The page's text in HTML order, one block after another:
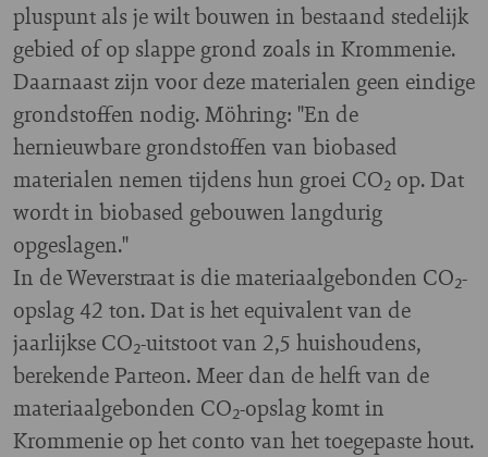
pluspunt als je wilt bouwen in bestaand stedelijk
gebied of op slappe grond zoals in Krommenie.
Daarnaast zijn voor deze materialen geen eindige
grondstoffen nodig. Möhring: "En de
hernieuwbare grondstoffen van biobased
materialen nemen tijdens hun groei CO₂ op. Dat
wordt in biobased gebouwen langdurig
opgeslagen."
In de Weverstraat is die materiaalgebonden CO₂-
opslag 42 ton. Dat is het equivalent van de
jaarlijkse CO₂-uitstoot van 2,5 huishoudens,
berekende Parteon. Meer dan de helft van de
materiaalgebonden CO₂-opslag komt in
Krommenie op het conto van het toegepaste hout.